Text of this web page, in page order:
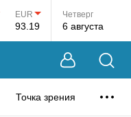
EUR
93.19
Четверг
6 августа
Точка зрения